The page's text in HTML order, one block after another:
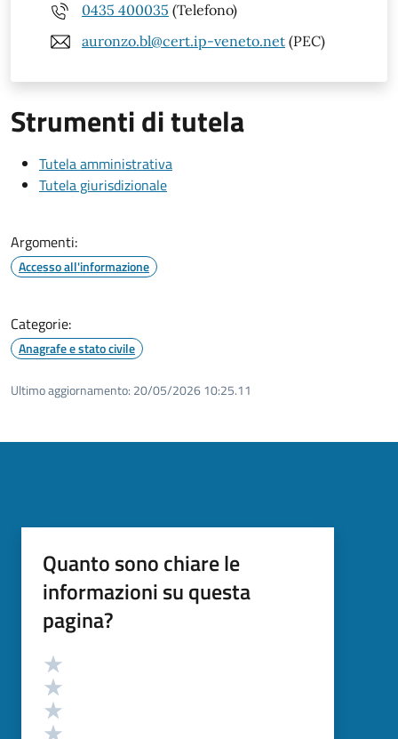
0435 400035 (Telefono)
auronzo.bl@cert.ip-veneto.net (PEC)
Strumenti di tutela
Tutela amministrativa
Tutela giurisdizionale
Argomenti:
Accesso all'informazione
Categorie:
Anagrafe e stato civile
Ultimo aggiornamento: 20/05/2026 10:25.11
Quanto sono chiare le
informazioni su questa
pagina?
Valutazione